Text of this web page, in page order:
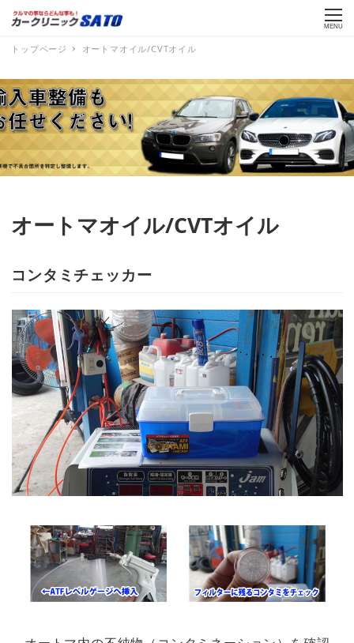
MENU
トップページ オートマオイル/CVTオイル
オートマオイル/CVTオイル
コンタミチェッカー